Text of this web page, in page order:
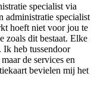
specialist via
administratie specialist
hoeft niet voor jou te
zoals dit bestaat. Elke
Ik heb tussendoor
de services en
bevielen mij het